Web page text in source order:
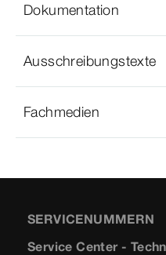
Dokumentation
Ausschreibungstexte
Fachmedien
SERVICENUMMERN
Service Center -